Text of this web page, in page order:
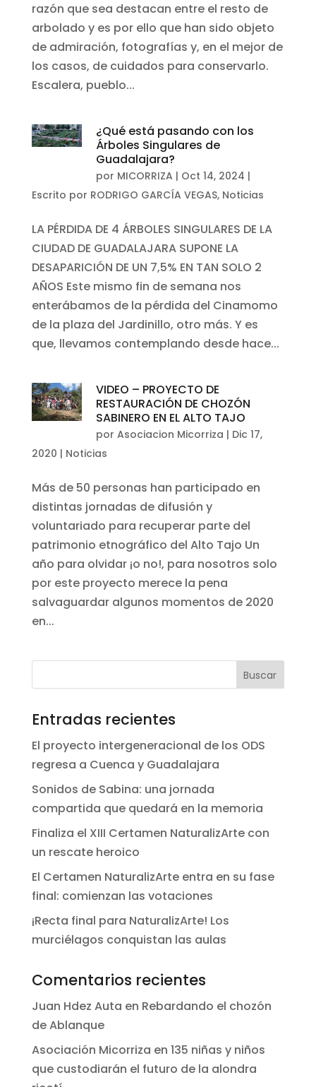
razón que sea destacan entre el resto de
arbolado y es por ello que han sido objeto
de admiración, fotografías y, en el mejor de
los casos, de cuidados para conservarlo.
Escalera, pueblo...
¿Qué está pasando con los
Árboles Singulares de
Guadalajara?
por MICORRIZA | Oct 14, 2024 |
Escrito por RODRIGO GARCÍA VEGAS, Noticias
LA PÉRDIDA DE 4 ÁRBOLES SINGULARES DE LA
CIUDAD DE GUADALAJARA SUPONE LA
DESAPARICIÓN DE UN 7,5% EN TAN SOLO 2
AÑOS Este mismo fin de semana nos
enterábamos de la pérdida del Cinamomo
de la plaza del Jardinillo, otro más. Y es
que, llevamos contemplando desde hace...
VIDEO – PROYECTO DE
RESTAURACIÓN DE CHOZÓN
SABINERO EN EL ALTO TAJO
porAsociacion Micorriza | Dic 17,
2020 | Noticias
Más de 50 personas han participado en
distintas jornadas de difusión y
voluntariado para recuperar parte del
patrimonio etnográfico del Alto Tajo Un
año para olvidar ¡o no!, para nosotros solo
por este proyecto merece la pena
salvaguardar algunos momentos de 2020
en...
Entradas recientes
El proyecto intergeneracional de los ODS
regresa a Cuenca y Guadalajara
Sonidos de Sabina: una jornada
compartida que quedará en la memoria
Finaliza el XIII Certamen NaturalizArte con
un rescate heroico
El Certamen NaturalizArte entra en su fase
final: comienzan las votaciones
¡Recta final para NaturalizArte! Los
murciélagos conquistan las aulas
Comentarios recientes
Juan Hdez Auta en Rebardando el chozón
de Ablanque
Asociación Micorriza en 135 niñas y niños
que custodiarán el futuro de la alondra